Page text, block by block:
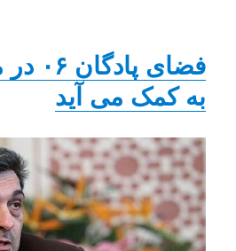
فضای
به کمک می آید